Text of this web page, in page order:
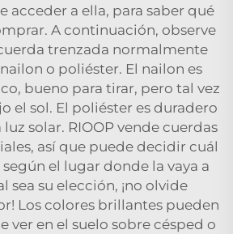
acceder a ella, para saber qué
A continuación, observe
trenzada normalmente
o poliéster. El nailon es
bueno para tirar, pero tal vez
el sol. El poliéster es duradero
solar. RIOOP vende cuerdas
así que puede decidir cuál
el lugar donde la vaya a
sea su elección, ¡no olvide
Los colores brillantes pueden
ver en el suelo sobre césped o